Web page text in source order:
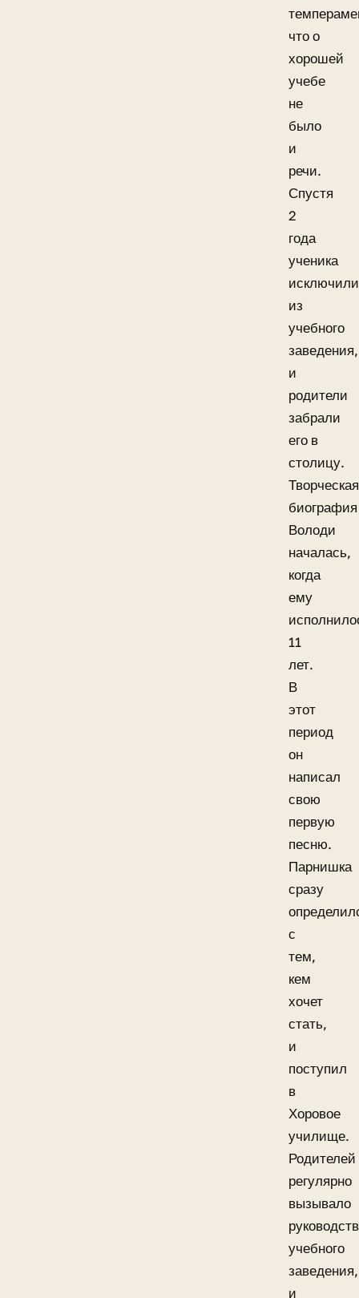
что о
хорошей
учебе
не
было
и
речи.
Спустя
2
года
ученика
исключили
из
учебного
заведения,
и
родители
забрали
его в
столицу.
Творческая
биография
Володи
началась,
когда
ему
11
лет.
В
этот
период
он
написал
свою
первую
песню.
Парнишка
сразу
с
тем,
кем
хочет
стать,
и
поступил
в
Хоровое
училище.
Родителей
регулярно
вызывало
учебного
заведения,
и